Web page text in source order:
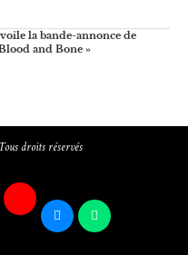
la bande-annonce de
and Bone »
droits réservés